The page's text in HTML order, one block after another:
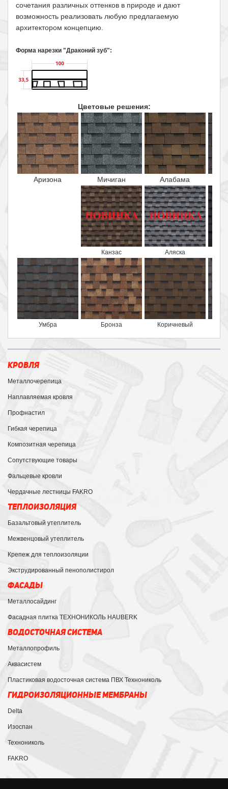
сочетания различных оттенков в природе и дают
возможность реализовать любую предлагаемую
архитектором концепцию.
Форма нарезки "Драконий зуб":
Цветовые решения:
Аризона Мичиган Алабама
Канзас Аляска
Умбра Бронза Коричневый
КРОВЛЯ
Металлочерепица
Наплавляемая кровля
Профнастил
Гибкая черепица
Композитная черепица
Сопутствующие товары
Фальцевые кровли
Чердачные лестницы FAKRO
ТЕПЛОИЗОЛЯЦИЯ
Базальтовый утеплитель
Межвенцовый утеплитель
Крепеж для теплоизоляции
Экструдированный пенополистирол
ФАСАДЫ
Металлосайдинг
Фасадная плитка ТЕХНОНИКОЛЬ HAUBERK
ВОДОСТОЧНАЯ СИСТЕМА
Металлопрофиль
Аквасистем
Пластиковая водосточная система ПВХ Технониколь
ГИДРОИЗОЛЯЦИОННЫЕ МЕМБРАНЫ
Delta
Изоспан
Технониколь
FAKRO